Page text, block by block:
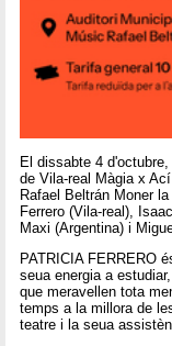
El dissabte 4
de Vila-real Màgia x
Rafael Beltrán Moner
Ferrero (Vila-real),
Maxi (Argentina) i
PATRICIA FERRERO
seua energia a
que meravellen tota
temps a la millora de
teatre i la seua